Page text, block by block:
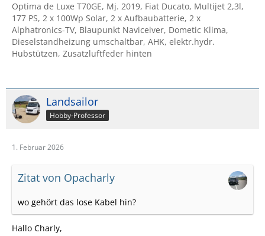
Optima de Luxe T70GE, Mj. 2019, Fiat Ducato, Multijet 2,3l,
177 PS, 2 x 100Wp Solar, 2 x Aufbaubatterie, 2 x
Alphatronics-TV, Blaupunkt Naviceiver, Dometic Klima,
Dieselstandheizung umschaltbar, AHK, elektr.hydr.
Hubstützen, Zusatzluftfeder hinten
Landsailor
Hobby-Professor
1. Februar 2026
Zitat von Opacharly
wo gehört das lose Kabel hin?
Hallo Charly,